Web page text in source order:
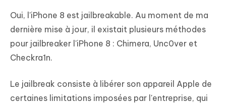
Oui, l'iPhone 8 est jailbreakable. Au moment de ma
dernière mise à jour, il existait plusieurs méthodes
pour jailbreaker l'iPhone 8 : Chimera, Unc0ver et
Checkra1n.
Le jailbreak consiste à libérer son appareil Apple de
certaines limitations imposées par l'entreprise, qui